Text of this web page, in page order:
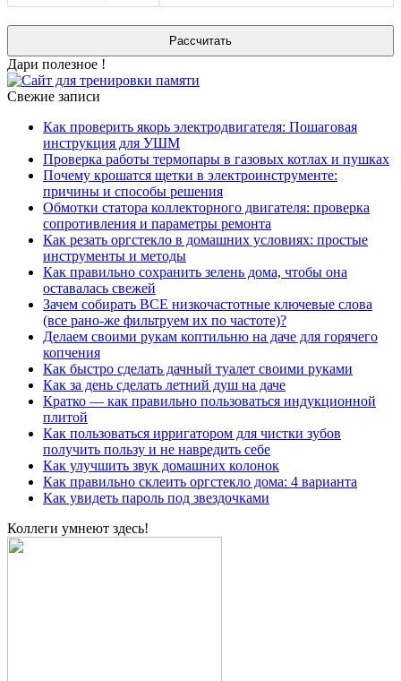
Дари полезное !
Свежие записи
Как проверить якорь электродвигателя: Пошаговая
инструкция для УШМ
Проверка работы термопары в газовых котлах и пушках
Почему крошатся щетки в электроинструменте:
причины и способы решения
Обмотки статора коллекторного двигателя: проверка
сопротивления и параметры ремонта
Как резать оргстекло в домашних условиях: простые
инструменты и методы
Как правильно сохранить зелень дома, чтобы она
оставалась свежей
Зачем собирать ВСЕ низкочастотные ключевые слова
(все рано-же фильтруем их по частоте)?
Делаем своими рукам коптильню на даче для горячего
копчения
Как быстро сделать дачный туалет своими руками
Как за день сделать летний душ на даче
Кратко — как правильно пользоваться индукционной
плитой
Как пользоваться ирригатором для чистки зубов
получить пользу и не навредить себе
Как улучшить звук домашних колонок
Как правильно склеить оргстекло дома: 4 варианта
Как увидеть пароль под звездочками
Коллеги умнеют здесь!